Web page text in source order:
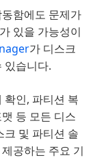
함에도 문제가
있을 가능성이
가 디스크
있습니다.
인, 파티션 복
등 모든 디스
크 및 파티션 솔
공하는 주요 기